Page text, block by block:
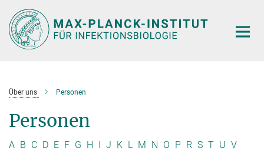
Hauptinhalt
Über uns Personen
Personen
A B C D E F G H I J K L M N O P R S T U V